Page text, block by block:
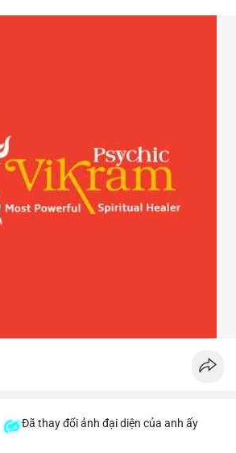
Đã thay đổi ảnh đại diện của anh ấy